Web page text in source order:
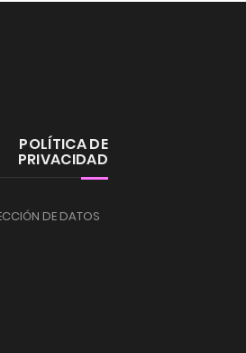
POLÍTICA DE
PRIVACIDAD
DE DATOS